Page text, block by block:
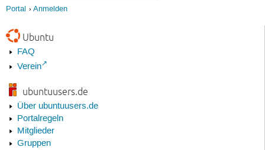
Portal Anmelden
Ubuntu
FAQ
Verein
ubuntuusers.de
Über ubuntuusers.de
Portalregeln
Mitglieder
Gruppen